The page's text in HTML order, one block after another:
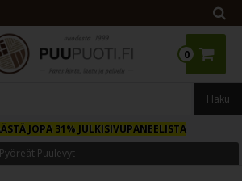
0
JOPA 31% JULKISIVUPANEELISTA
Pyöreät Puulevyt